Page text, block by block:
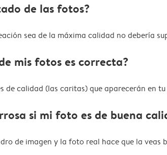
de las fotos?
sea de la máxima calidad no debería
mis fotos es correcta?
de calidad (las caritas) que aparecerán en
si mi foto es de buena
de imagen y la foto real hace que la veas